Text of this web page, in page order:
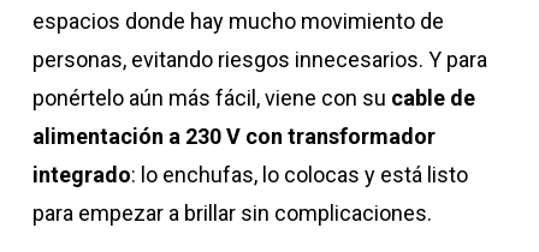
espacios donde hay mucho movimiento de
personas, evitando riesgos innecesarios. Y para
ponértelo aún más fácil, viene con su cable de
alimentación a 230 V con transformador
integrado: lo enchufas, lo colocas y está listo
para empezar a brillar sin complicaciones.